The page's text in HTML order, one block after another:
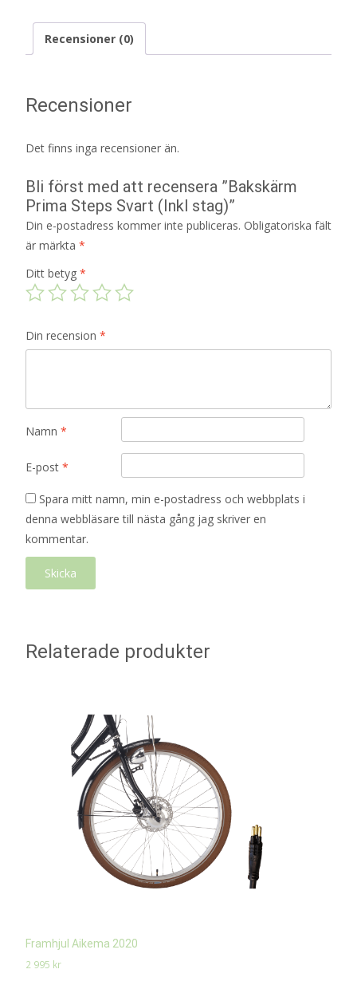
Recensioner (0)
Recensioner
Det finns inga recensioner än.
Bli först med att recensera ”Bakskärm
Prima Steps Svart (Inkl stag)”
Din e-postadress kommer inte publiceras. Obligatoriska fält
är märkta *
Ditt betyg *
Din recension *
Namn *
E-post *
Spara mitt namn, min e-postadress och webbplats i
denna webbläsare till nästa gång jag skriver en
kommentar.
Relaterade produkter
Framhjul Aikema 2020
2 995 kr